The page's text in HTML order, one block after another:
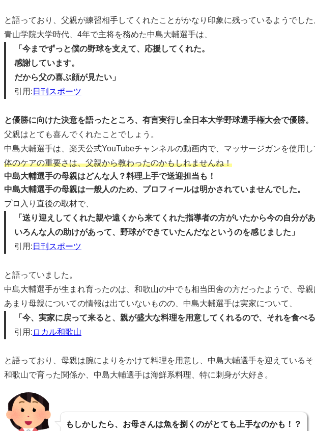
と語っており、父親が練習相手してくれたことがかなり印象に残っているようでした
青山学院大学時代、4年で主将を務めた中島大輔選手は、
「今までずっと僕の野球を支えて、応援してくれた。
感謝しています。
だから父の喜ぶ顔が見たい」
引用: 日刊スポーツ
と優勝に向けた決意を語ったところ、有言実行し全日本大学野球選手権大会で優勝。
父親はとても喜んでくれたことでしょう。
中島大輔選手は、楽天公式YouTubeチャンネルの動画内で、マッサージガンを使用し
体のケアの重要さは、父親から教わったのかもしれませんね！
中島大輔選手の母親はどんな人？料理上手で送迎担当も！
中島大輔選手の母親は一般人のため、プロフィールは明かされていませんでした。
プロ入り直後の取材で、
「送り迎えしてくれた親や遠くから来てくれた指導者の方がいたから今の自分があ
いろんな人の助けがあって、野球ができていたんだなというのを感じました」
引用: 日刊スポーツ
と語っていました。
中島大輔選手が生まれ育ったのは、和歌山の中でも相当田舎の方だったようで、母
あまり母親についての情報は出ていないものの、中島大輔選手は実家について、
「今、実家に戻って来ると、親が盛大な料理を用意してくれるので、それを食べ
引用: ロカル和歌山
と語っており、母親は腕によりをかけて料理を用意し、中島大輔選手を迎えているそ
和歌山で育った関係か、中島大輔選手は海鮮系料理、特に刺身が大好き。
もしかしたら、お母さんは魚を捌くのがとても上手なのかも！？